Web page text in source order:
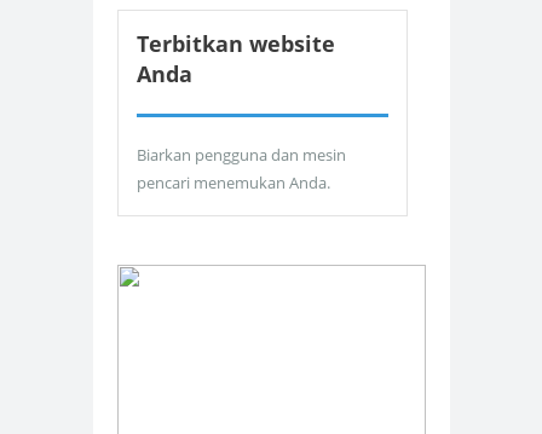
Terbitkan website
Anda
Biarkan pengguna dan mesin
pencari menemukan Anda.